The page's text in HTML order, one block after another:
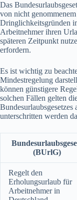
Das
von nicht
Dringlichkeitsgründen
Arbeitnehmer ihren
späteren Zeitpunkt
erfordern.
Es ist wichtig zu
Mindestregelung
können günstigere
solchen Fällen gelten
unterschritten werden
(BUrlG)
Regelt den
Erholungsurlaub für
Arbeitnehmer in